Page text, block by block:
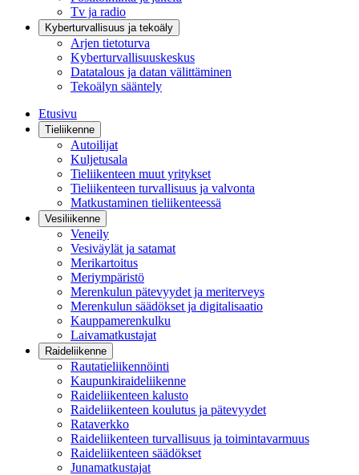
Tv ja radio
Kyberturvallisuus ja tekoäly
Arjen tietoturva
Kyberturvallisuuskeskus
Datatalous ja datan välittäminen
Tekoälyn sääntely
Etusivu
Tieliikenne
Autoilijat
Kuljetusala
Tieliikenteen muut yritykset
Tieliikenteen turvallisuus ja valvonta
Matkustaminen tieliikenteessä
Vesiliikenne
Veneily
Vesiväylät ja satamat
Merikartoitus
Meriympäristö
Merenkulun pätevyydet ja meriterveys
Merenkulun säädökset ja digitalisaatio
Kauppamerenkulku
Laivamatkustajat
Raideliikenne
Rautatieliikennöinti
Kaupunkiraideliikenne
Raideliikenteen kalusto
Raideliikenteen koulutus ja pätevyydet
Rataverkko
Raideliikenteen turvallisuus ja toimintavarmuus
Raideliikenteen säädökset
Junamatkustajat